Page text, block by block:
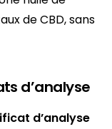
de CBD, sans
d’analyse
d’analyse